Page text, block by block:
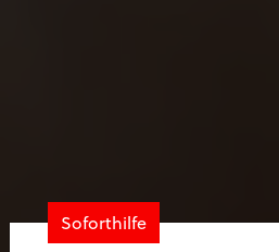
Soforthilfe